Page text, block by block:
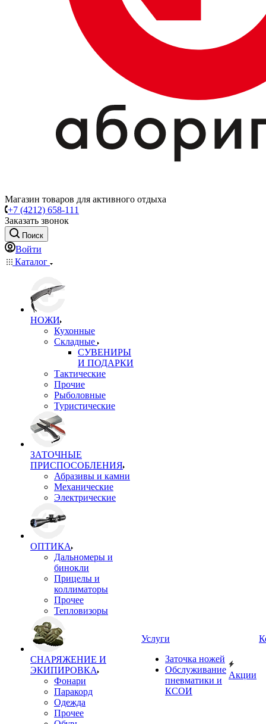
Магазин товаров для активного отдыха
+7 (4212) 658-111
Заказать звонок
Поиск
Войти
Каталог
НОЖИ
Кухонные
Складные
СУВЕНИРЫ
И ПОДАРКИ
Тактические
Прочие
Рыболовные
Туристические
ЗАТОЧНЫЕ
ПРИСПОСОБЛЕНИЯ
Абразивы и камни
Механические
Электрические
ОПТИКА
Дальномеры и
бинокли
Прицелы и
коллиматоры
Прочее
Тепловизоры
СНАРЯЖЕНИЕ И
ЭКИПИРОВКА
Фонари
Паракорд
Одежда
Прочее
Услуги
Заточка ножей
Обслуживание
пневматики и
КСОИ
Акции